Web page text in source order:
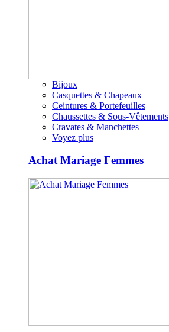
Bijoux
Casquettes & Chapeaux
Ceintures & Portefeuilles
Chaussettes & Sous-Vêtements
Cravates & Manchettes
Voyez plus
Achat Mariage Femmes